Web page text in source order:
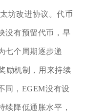
坊改进协议。代币
没有预留代币，早
七个周期逐步递
励机制，用来持续
同，EGEM没有设
续降低通胀水平，